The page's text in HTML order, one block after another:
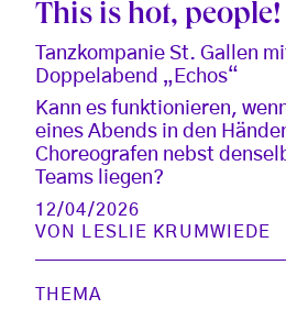
This is hot, people!
Tanzkompanie St. Gallen
Doppelabend „Echos“
Kann es funktionieren,
eines Abends in den
Choreografen nebst
Teams liegen?
12/04/2026
VON
LESLIE KRUMWIEDE
THEMA